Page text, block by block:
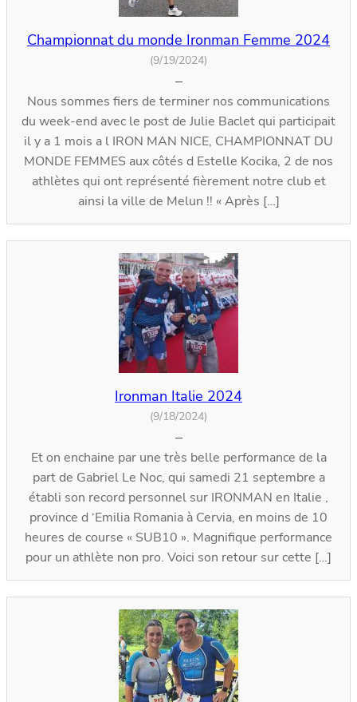
Championnat du monde Ironman Femme 2024
(9/19/2024)
–
Nous sommes fiers de terminer nos communications
du week-end avec le post de Julie Baclet qui participait
il y a 1 mois a l IRON MAN NICE, CHAMPIONNAT DU
MONDE FEMMES aux côtés d Estelle Kocika, 2 de nos
athlètes qui ont représenté fièrement notre club et
ainsi la ville de Melun !! « Après […]
Ironman Italie 2024
(9/18/2024)
–
Et on enchaine par une très belle performance de la
part de Gabriel Le Noc, qui samedi 21 septembre a
établi son record personnel sur IRONMAN en Italie ,
province d ‘Emilia Romania à Cervia, en moins de 10
heures de course « SUB10 ». Magnifique performance
pour un athlète non pro. Voici son retour sur cette […]